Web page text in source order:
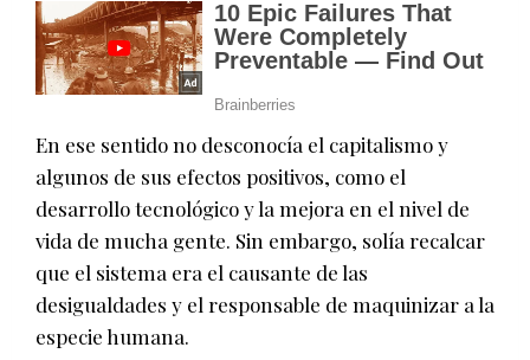
En ese sentido no desconocía el capitalismo y
algunos de sus efectos positivos, como el
desarrollo tecnológico y la mejora en el nivel de
vida de mucha gente. Sin embargo, solía recalcar
que el sistema era el causante de las
desigualdades y el responsable de maquinizar a la
especie humana.